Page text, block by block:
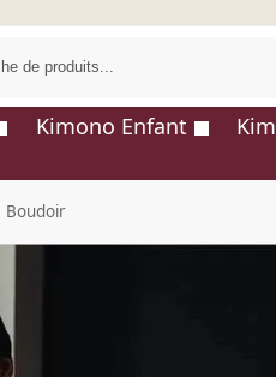
Kimono Enfant
Boudoir